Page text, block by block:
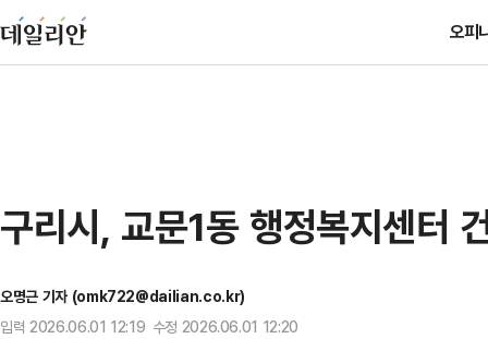
오피
구리시, 교문1동 행정복지센터
오명근 기자 (omk722@dailian.co.kr)
입력 2026.06.01 12:19 수정 2026.06.01 12:20